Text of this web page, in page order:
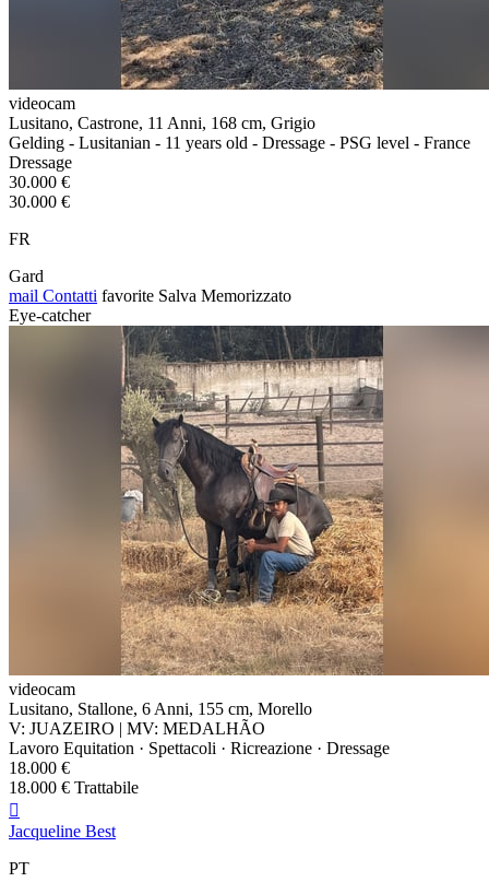
videocam
Lusitano, Castrone, 11 Anni, 168 cm, Grigio
Gelding - Lusitanian - 11 years old - Dressage - PSG level - France
Dressage
30.000 €
30.000 €
FR
Gard
mail Contatti favorite Salva Memorizzato
Eye-catcher
videocam
Lusitano, Stallone, 6 Anni, 155 cm, Morello
V: JUAZEIRO | MV: MEDALHÃO
Lavoro Equitation · Spettacoli · Ricreazione · Dressage
18.000 €
18.000 € Trattabile

Jacqueline Best
PT